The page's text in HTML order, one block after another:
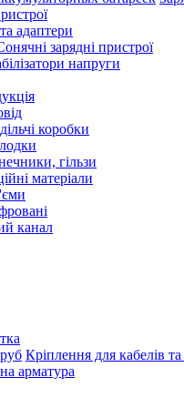
адаптери
зарядні пристрої
напруги
коробки
гільзи
матеріали
канал
Кріплення для кабелів
арматура